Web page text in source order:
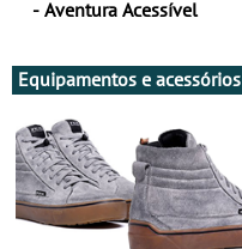
- Aventura Acessível
Equipamentos e acessórios